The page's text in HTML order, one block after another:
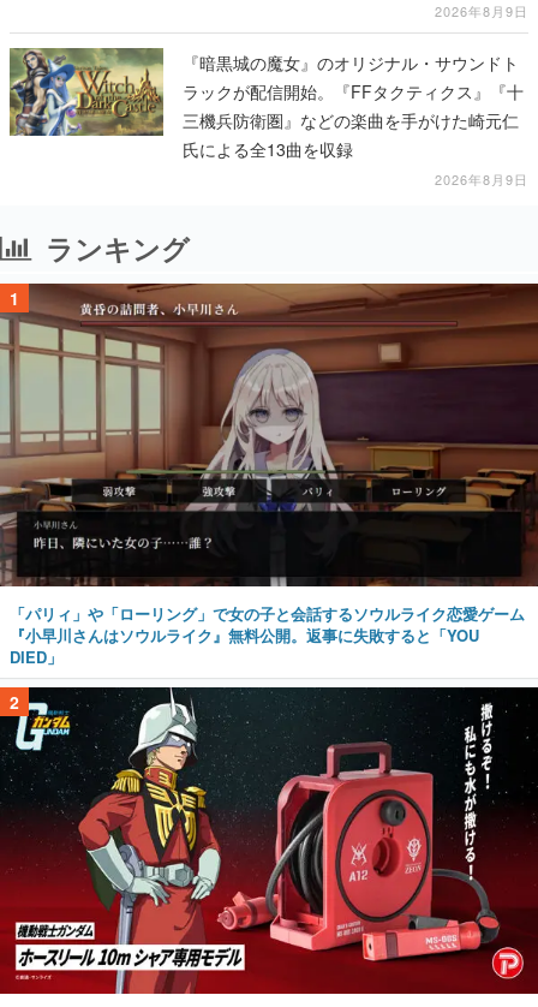
2026年8月9日
『暗黒城の魔女』のオリジナル・サウンドト
ラックが配信開始。『FFタクティクス』『十
三機兵防衛圏』などの楽曲を手がけた崎元仁
氏による全13曲を収録
2026年8月9日
ランキング
1
「パリィ」や「ローリング」で女の子と会話するソウルライク恋愛ゲーム
『小早川さんはソウルライク』無料公開。返事に失敗すると「YOU
DIED」
2